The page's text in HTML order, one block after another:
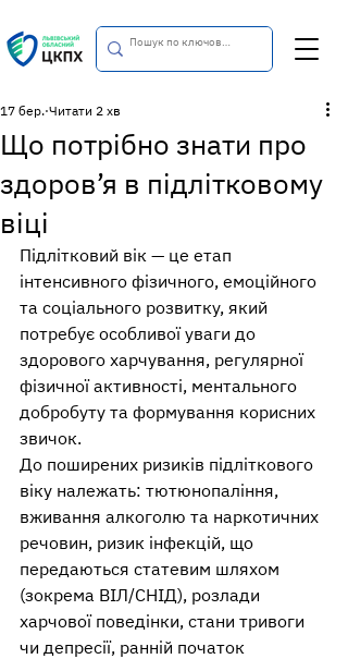
Що потрібно знати про
здоров’я в підлітковому
віці
17 бер. Читати 2 хв
Підлітковий вік — це етап
інтенсивного фізичного, емоційного
та соціального розвитку, який
потребує особливої уваги до
здорового харчування, регулярної
фізичної активності, ментального
добробуту та формування корисних
звичок.
До поширених ризиків підліткового
віку належать: тютюнопаління,
вживання алкоголю та наркотичних
речовин, ризик інфекцій, що
передаються статевим шляхом
(зокрема ВІЛ/СНІД), розлади
харчової поведінки, стани тривоги
чи депресії, ранній початок